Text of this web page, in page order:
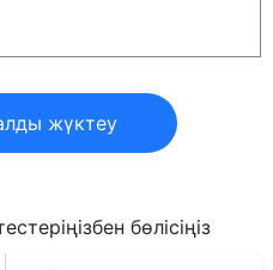
жүктеу
бөлісіңіз